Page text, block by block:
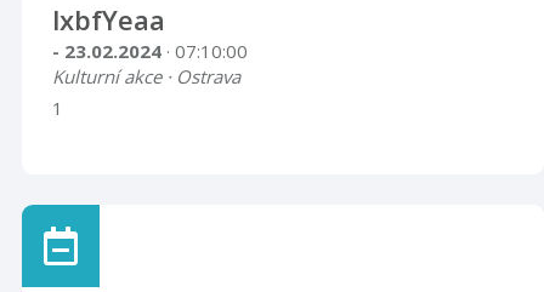
lxbfYeaa
- 23.02.2024 · 07:10:00
Kulturní akce · Ostrava
1